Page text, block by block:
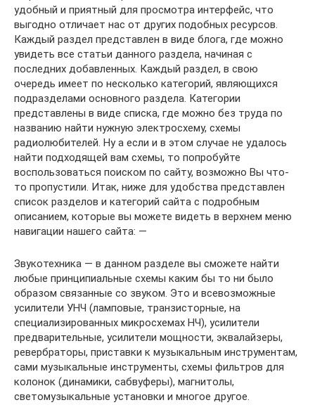
удобный и приятный для просмотра интерфейс, что
выгодно отличает нас от других подобных ресурсов.
Каждый раздел представлен в виде блога, где можно
увидеть все статьи данного раздела, начиная с
последних добавленных. Каждый раздел, в свою
очередь имеет по несколько категорий, являющихся
подразделами основного раздела. Категории
представлены в виде списка, где можно без труда по
названию найти нужную электросхему, схемы
радиолюбителей. Ну а если и в этом случае не удалось
найти подходящей вам схемы, то попробуйте
воспользоваться поиском по сайту, возможно Вы что-
то пропустили. Итак, ниже для удобства представлен
список разделов и категорий сайта с подробным
описанием, которые вы можете видеть в верхнем меню
навигации нашего сайта: —
Звукотехника — в данном разделе вы сможете найти
любые принципиальные схемы каким бы то ни было
образом связанные со звуком. Это и всевозможные
усилители УНЧ (ламповые, транзисторные, на
специализированных микросхемах НЧ), усилители
предварительные, усилители мощности, эквалайзеры,
ревербраторы, приставки к музыкальным инструментам,
сами музыкальные инструменты, схемы фильтров для
колонок (динамики, сабвуферы), магнитолы,
светомузыкальные установки и многое другое.